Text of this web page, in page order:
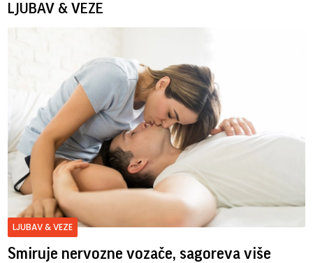
LJUBAV & VEZE
LJUBAV & VEZE
Smiruje nervozne vozače, sagoreva više